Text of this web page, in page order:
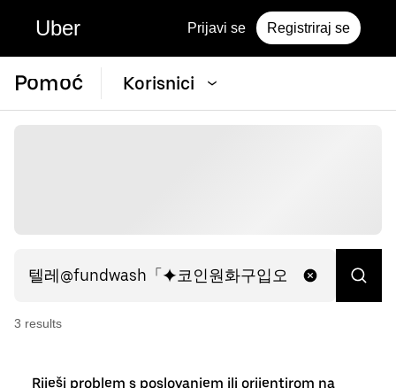
Uber Prijavi se Registriraj se
Pomoć Korisnici
3 results
Riješi problem s poslovanjem ili orijentirom na